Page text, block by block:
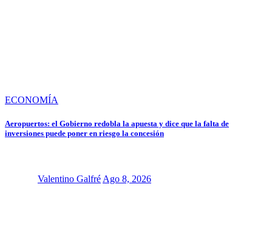
ECONOMÍA
Aeropuertos: el Gobierno redobla la apuesta y dice que la falta de
inversiones puede poner en riesgo la concesión
Valentino GalfréAgo 8, 2026